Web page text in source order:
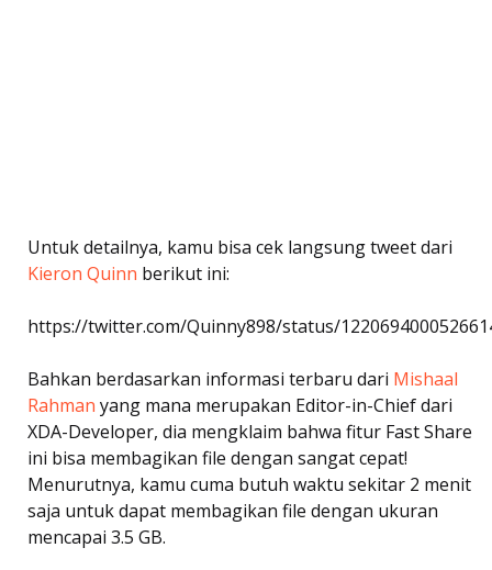
Untuk detailnya, kamu bisa cek langsung tweet dari
Kieron Quinn berikut ini:
https://twitter.com/Quinny898/status/
Bahkan berdasarkan informasi terbaru dari Mishaal
Rahman yang mana merupakan Editor-in-Chief dari
XDA-Developer, dia mengklaim bahwa fitur Fast Share
ini bisa membagikan file dengan sangat cepat!
Menurutnya, kamu cuma butuh waktu sekitar 2 menit
saja untuk dapat membagikan file dengan ukuran
mencapai 3.5 GB.